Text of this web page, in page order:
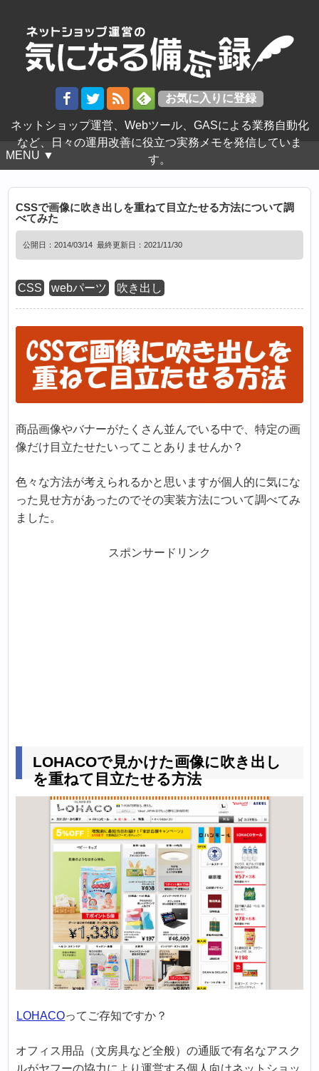
ネットショップ運営、Webツール、GASによる業務自動化
など、日々の運用改善に役立つ実務メモを発信していま
す。
MENU ▼
CSSで画像に吹き出しを重ねて目立たせる方法について調
べてみた
公開日：2014/03/14 最終更新日：2021/11/30
CSS webパーツ 吹き出し
商品画像やバナーがたくさん並んでいる中で、特定の画
像だけ目立たせたいってことありませんか？
色々な方法が考えられるかと思いますが個人的に気にな
った見せ方があったのでその実装方法について調べてみ
ました。
スポンサードリンク
LOHACOで見かけた画像に吹き出し
を重ねて目立たせる方法
LOHACOってご存知ですか？
オフィス用品（文房具など全般）の通販で有名なアスク
ルがヤフーの協力により運営する個人向けネットショッ